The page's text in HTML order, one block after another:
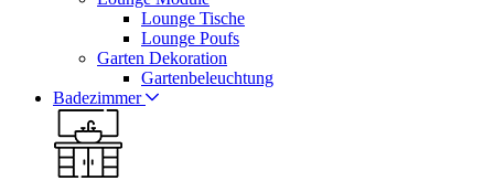
Lounge Tische
Lounge Poufs
Garten Dekoration
Gartenbeleuchtung
Badezimmer